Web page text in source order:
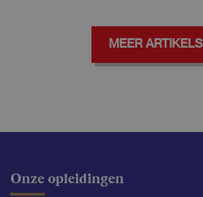
MEER ARTIKELS
Onze opleidingen